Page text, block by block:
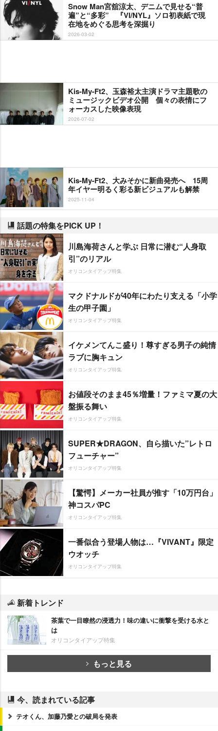
Snow Man宮舘涼太、デニムで見せる“普
遍”と“多彩” 『VI/NYL』ソロ初表紙で現
在地をめぐる思考を深掘り
2026-03-02
Kis-My-Ft2、玉森裕太主演ドラマ主題歌の
ミュージックビデオ公開 個々の表情にフ
ォーカスした映像表現
2026-07-02
Kis-My-Ft2、大みそかに新曲発売へ 15周
年イヤー明るく彩る新ビジュアルも解禁
2025-11-04
話題の特集をPICK UP！
川島海荷さんと学ぶ 日常に潜む“人身取
引”のリアル
オリコンタイアップ特集
マクドナルドが40年にわたり支える「小学
生の甲子園」
オリコンタイアップ特集
イケメンてんこ盛り！尊すぎる男子の純情
ラブに胸キュン
オリコンタイアップ特集
お値段そのまま45％増量！ファミマ夏の大
盤振る舞い
オリコンタイアップ特集
SUPER★DRAGON、自ら描いた”レトロ
フューチャー”
オリコンタイアップ特集
【驚愕】メーカー社員が推す「10万円台」
神コスパPC
オリコンタイアップ特集
一番似合う登場人物は…『VIVANT』限定
ウオッチ
オリコンタイアップ特集
新着トレンド
茶葉で一目瞭然の浸透力！味の違いに衝撃を受ける水と
は
オリコンタイアップ特集
もっと見る
今、読まれている記事
テオくん、加藤乃愛との破局を発表